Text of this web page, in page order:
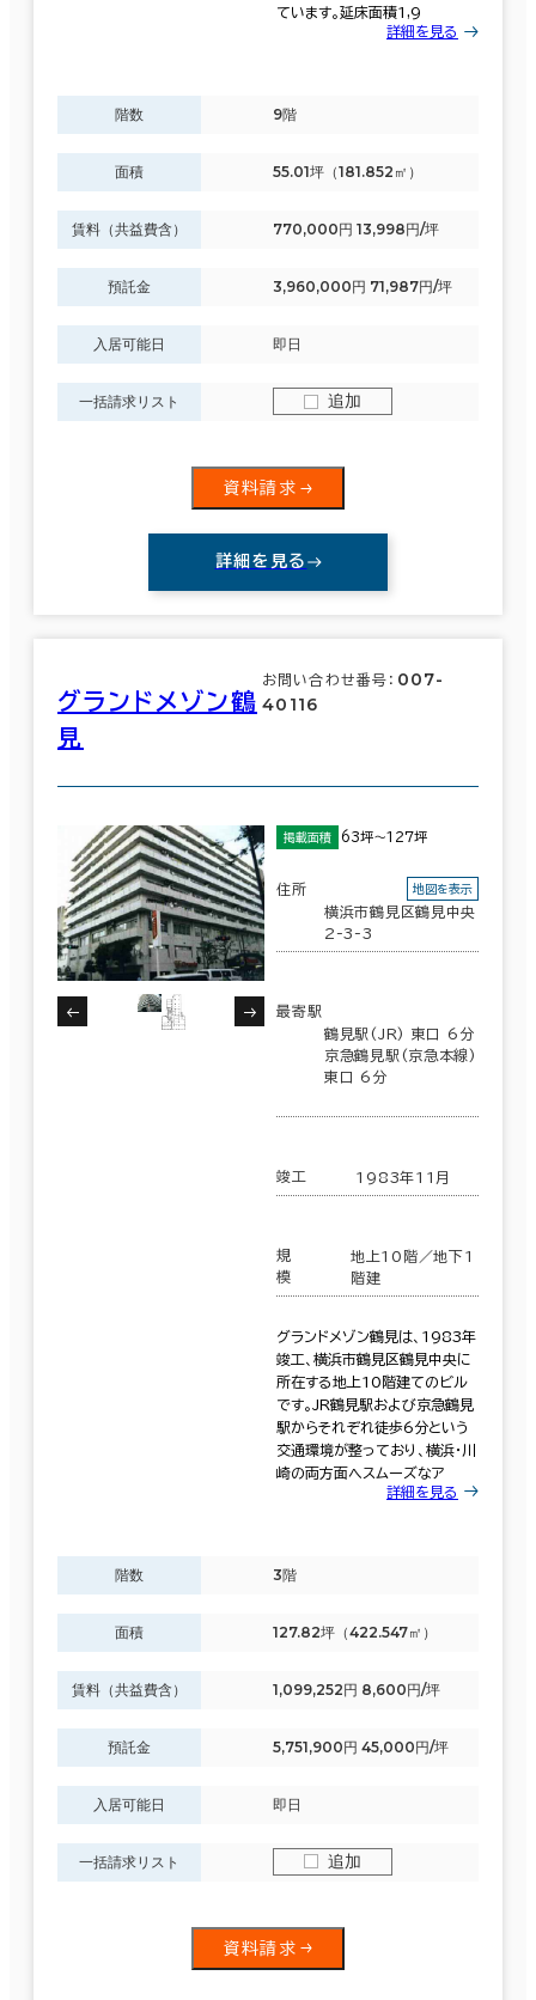
ています。延床面積1,9
詳細を見る
階数 9階
面積 55.01坪（181.852㎡）
賃料（共益費含） 770,000円 13,998円/坪
預託金 3,960,000円 71,987円/坪
入居可能日 即日
一括請求リスト 追加
資料請求
詳細を見る
グランドメゾン鶴
見
お問い合わせ番号： 007-
40116
掲載面積 63坪～127坪
住所
横浜市鶴見区鶴見中央
2-3-3
地図を表示
最寄駅
鶴見駅(JR) 東口 6分
京急鶴見駅(京急本線)
東口 6分
竣工 1983年11月
規
模
地上10階／地下1
階建
グランドメゾン鶴見は、1983年
竣工、横浜市鶴見区鶴見中央に
所在する地上10階建てのビル
です。JR鶴見駅および京急鶴見
駅からそれぞれ徒歩6分という
交通環境が整っており、横浜・川
崎の両方面へスムーズなア
詳細を見る
階数 3階
面積 127.82坪（422.547㎡）
賃料（共益費含） 1,099,252円 8,600円/坪
預託金 5,751,900円 45,000円/坪
入居可能日 即日
一括請求リスト 追加
資料請求
(763)
条件で絞り込む
～
複数フロアを含む
賃料選択（共益費含）
坪単価 月総額
賃料非公開物件を含む